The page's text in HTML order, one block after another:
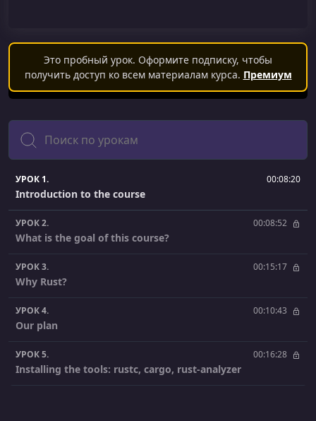
Это пробный урок. Оформите подписку, чтобы
получить доступ ко всем материалам курса. Премиум
Поиск
УРОК 1. 00:08:20
Introduction to the course
УРОК 2. 00:08:52
What is the goal of this course?
УРОК 3. 00:15:17
Why Rust?
УРОК 4. 00:10:43
Our plan
УРОК 5. 00:16:28
Installing the tools: rustc, cargo, rust-analyzer